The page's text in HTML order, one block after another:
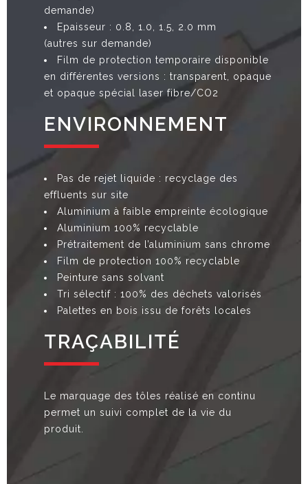
demande)
Epaisseur : 0.8, 1.0, 1.5, 2.0 mm
(autres sur demande)
Film de protection temporaire disponible
en différentes versions : transparent, opaque
et opaque spécial laser fibre/CO2
ENVIRONNEMENT
Pas de rejet liquide : recyclage des
effluents sur site
Aluminium à faible empreinte écologique
Aluminium 100% recyclable
Prétraitement de l’aluminium sans chrome
Film de protection 100% recyclable
Peinture sans solvant
Tri sélectif : 100% des déchets valorisés
Palettes en bois issu de forêts locales
TRAÇABILITÉ
Le marquage des tôles réalisé en continu
permet un suivi complet de la vie du
produit.